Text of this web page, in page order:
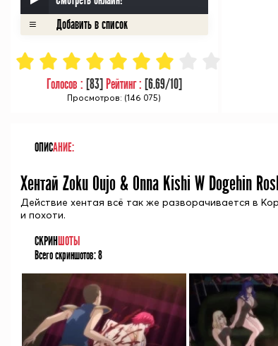
Голосов : [83] Рейтинг : [6.69/10]
Просмотров: (146 075)
ОПИСАНИЕ:
Хентай Zoku Oujo & Onna Kishi W Dogehin
Действие хентая всё так же разворачивается в
и похоти.
СКРИНШОТЫ
Всего скриншотов:8